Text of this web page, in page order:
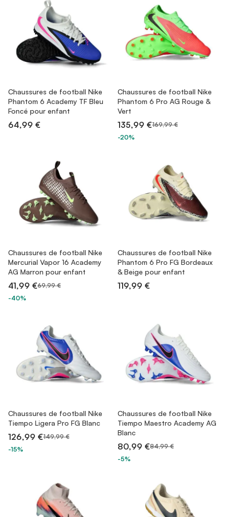
Chaussures de football Nike
Phantom 6 Academy TF Bleu
Foncé pour enfant
64,99 €
Chaussures de football Nike
Phantom 6 Pro AG Rouge &
Vert
135,99 €169,99 €
-20%
Chaussures de football Nike
Mercurial Vapor 16 Academy
AG Marron pour enfant
41,99 €69,99 €
-40%
Chaussures de football Nike
Phantom 6 Pro FG Bordeaux
& Beige pour enfant
119,99 €
Chaussures de football Nike
Tiempo Ligera Pro FG Blanc
126,99 €149,99 €
-15%
Chaussures de football Nike
Tiempo Maestro Academy AG
Blanc
80,99 €84,99 €
-5%